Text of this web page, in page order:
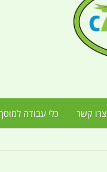
צרו קשר כלי עבודה